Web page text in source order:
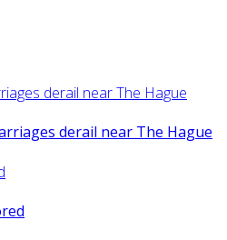
derail near The Hague